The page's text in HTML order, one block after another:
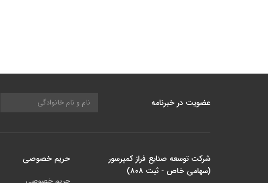
عضویت در خبرنامه
شرکت توسعه صنایع فراز کمپرسور
(سهامی خاص - ثبت 808)
حریم خصوصی